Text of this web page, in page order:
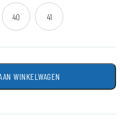
40 41
WINKELWAGEN